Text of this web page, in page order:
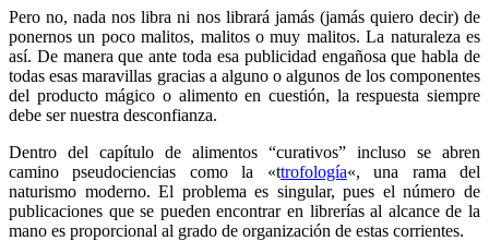
Pero no, nada nos libra ni nos librará jamás (jamás quiero decir) de
ponernos un poco malitos, malitos o muy malitos. La naturaleza es
así. De manera que ante toda esa publicidad engañosa que habla de
todas esas maravillas gracias a alguno o algunos de los componentes
del producto mágico o alimento en cuestión, la respuesta siempre
debe ser nuestra desconfianza.
Dentro del capítulo de alimentos “curativos” incluso se abren
camino pseudociencias como la «ttrofología«, una rama del
naturismo moderno. El problema es singular, pues el número de
publicaciones que se pueden encontrar en librerías al alcance de la
mano es proporcional al grado de organización de estas corrientes.